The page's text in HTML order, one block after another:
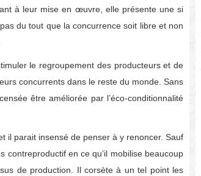
à leur mise en œuvre, elle présente une si
du tout que la concurrence soit libre et non
le regroupement des producteurs et de
concurrents dans le reste du monde. Sans
être améliorée par l’éco-conditionnalité
il parait insensé de penser à y renoncer. Sauf
en ce qu’il mobilise beaucoup
de production. Il corsète à un tel point les